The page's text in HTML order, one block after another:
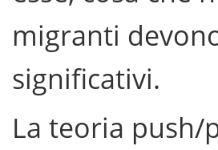
migranti
significativi.
La teoria push/